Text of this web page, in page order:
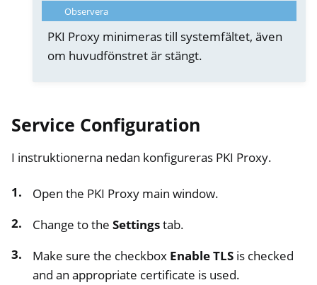
Observera
PKI Proxy minimeras till systemfältet, även
om huvudfönstret är stängt.
Service Configuration
I instruktionerna nedan konfigureras PKI Proxy.
Open the PKI Proxy main window.
Change to the Settingstab.
Make sure the checkbox Enable TLS is checked
and an appropriate certificate is used.